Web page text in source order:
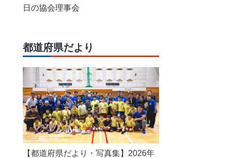
日の協会理事会
都道府県だより
【都道府県だより・写真集】2026年